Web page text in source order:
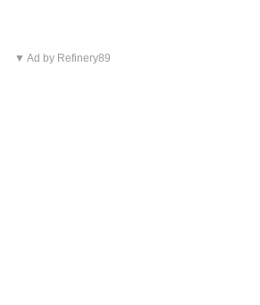
▼ Ad by Refinery89